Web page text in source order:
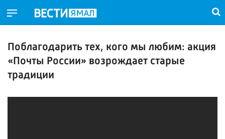
Поблагодарить тех, кого мы любим: акция
«Почты России» возрождает старые
традиции